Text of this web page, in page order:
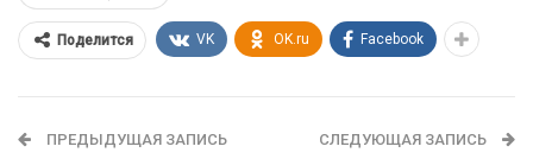
Поделится VK OK.ru Facebook
ПРЕДЫДУЩАЯ ЗАПИСЬ СЛЕДУЮЩАЯ ЗАПИСЬ